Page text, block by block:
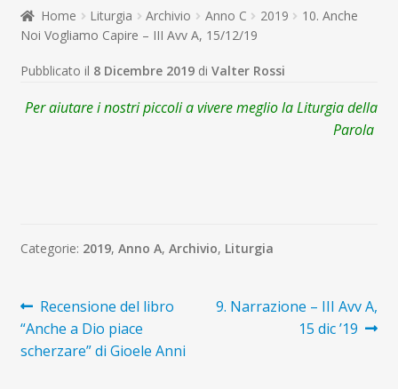
Contatti
Don Bosco
menu
child
Home Liturgia Archivio Anno C 2019
10. Anche
Noi Vogliamo Capire – III Avv A, 15/12/19
Pubblicato il 8 Dicembre 2019 di Valter Rossi
Per aiutare i nostri piccoli a vivere meglio la Liturgia della
Parola
Categorie: 2019, Anno A, Archivio, Liturgia
Navigazione
articoli
Articolo
precedente:
Recensione del libro
“Anche a Dio piace
scherzare” di Gioele Anni
Articolo
9. Narrazione – III Avv A,
15 dic ’19